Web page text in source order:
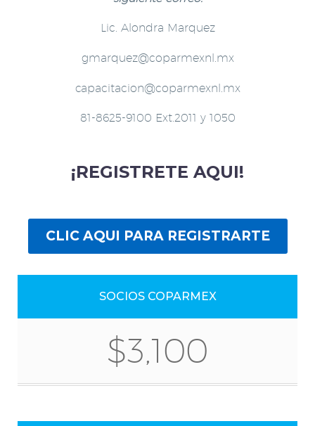
Lic. Alondra Marquez
gmarquez@coparmexnl.mx
capacitacion@coparmexnl.mx
81-8625-9100 Ext.2011 y 1050
¡REGISTRETE AQUI!
CLIC AQUI PARA REGISTRARTE
SOCIOS COPARMEX
$3,100